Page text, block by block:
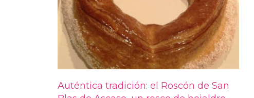
Auténtica tradición: el Roscón de San